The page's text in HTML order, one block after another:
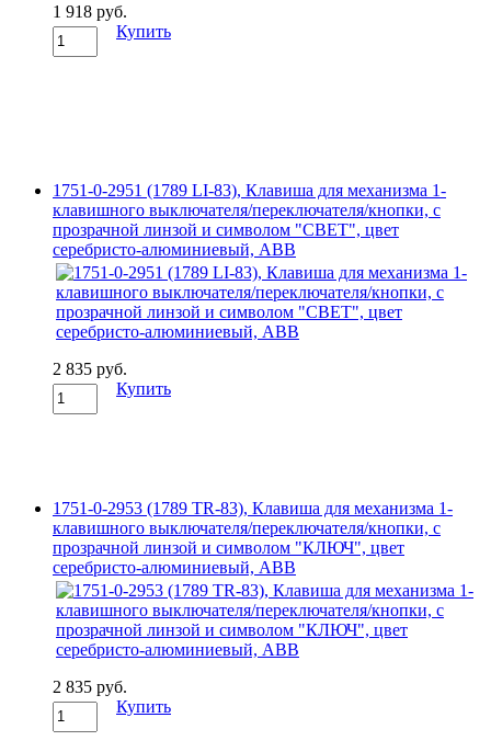
1 918 руб.
Купить
1751-0-2951 (1789 LI-83), Клавиша для механизма 1-
клавишного выключателя/переключателя/кнопки, с
прозрачной линзой и символом "СВЕТ", цвет
серебристо-алюминиевый, ABB
2 835 руб.
Купить
1751-0-2953 (1789 TR-83), Клавиша для механизма 1-
клавишного выключателя/переключателя/кнопки, с
прозрачной линзой и символом "КЛЮЧ", цвет
серебристо-алюминиевый, ABB
2 835 руб.
Купить